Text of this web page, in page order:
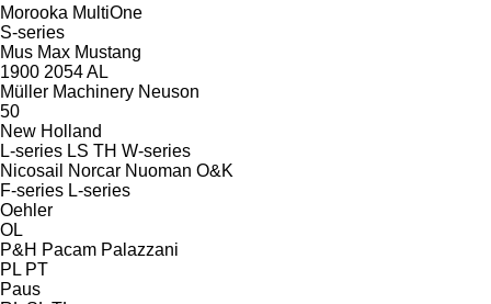
Morooka MultiOne
S-series
Mus Max Mustang
1900 2054AL
Müller Machinery Neuson
50
New Holland
L-series LS TH W-series
Nicosail
Norcar Nuoman O&K
F-series L-series
Oehler
OL
P&H Pacam Palazzani
PL PT
Paus